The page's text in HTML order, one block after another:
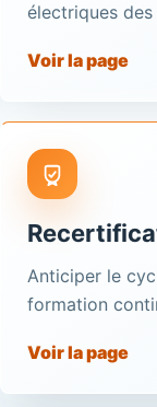
électriques
Voir la page
Anticiper le
formation
Voir la page